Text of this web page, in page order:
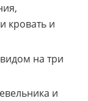
кровать и
на три
и